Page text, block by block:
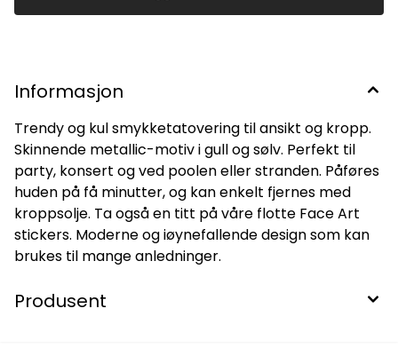
Informasjon
Trendy og kul smykketatovering til ansikt og kropp.
Skinnende metallic-motiv i gull og sølv. Perfekt til
party, konsert og ved poolen eller stranden. Påføres
huden på få minutter, og kan enkelt fjernes med
kroppsolje. Ta også en titt på våre flotte Face Art
stickers. Moderne og iøynefallende design som kan
brukes til mange anledninger.
Produsent